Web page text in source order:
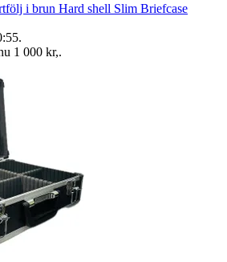
i brun Hard shell Slim Briefcase
.
1 000 kr,.